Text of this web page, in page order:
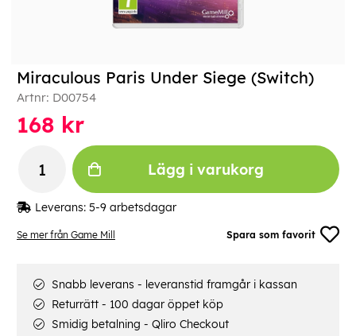
Se mer från Game Mill Spara som favorit
Miraculous Paris Under Siege (Switch)
Artnr: D00754
168 kr
Lägg i varukorg
Leverans: 5-9 arbetsdagar
Snabb leverans - leveranstid framgår i kassan
Returrätt - 100 dagar öppet köp
Smidig betalning - Qliro Checkout